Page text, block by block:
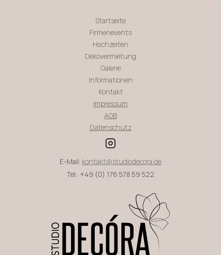
Startseite
Firmenevents
Hochzeiten
Dekovermietung
Galerie
Informationen
Kontakt
Impressum
AGB
Datenschutz
E-Mail: kontakt@studiodecora.de
Tel.: +49 (0) 176 578 59 522